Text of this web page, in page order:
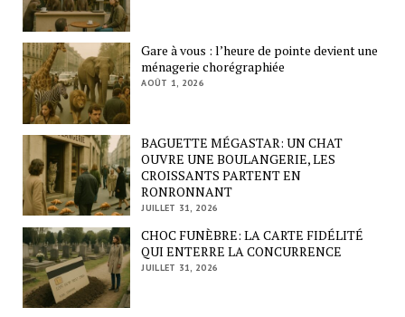
Gare à vous : l’heure de pointe devient une
ménagerie chorégraphiée
AOÛT 1, 2026
BAGUETTE MÉGASTAR: UN CHAT
OUVRE UNE BOULANGERIE, LES
CROISSANTS PARTENT EN
RONRONNANT
JUILLET 31, 2026
CHOC FUNÈBRE: LA CARTE FIDÉLITÉ
QUI ENTERRE LA CONCURRENCE
JUILLET 31, 2026